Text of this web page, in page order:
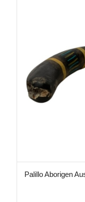
Palillo Aborigen